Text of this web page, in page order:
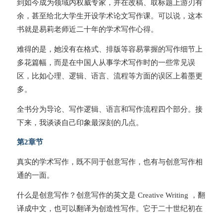
到如今成为领域内权威专家，并在改稿、取标题上游刃有
余，甚至给北大学生开设学术论文写作课。可以说，这本
书就是易莉老师近二十年的学术写作心得。
难得的是，她没有在格式、排版等容易掌握的写作细节上
多花篇幅，而是在中国人从事学术写作时的一些常见误
区，比如心理、逻辑、语言、流程等方面的误区上着墨更
多。
全书分为导论、写作逻辑、语言和写作流程四个部分。接
下来，我谈谈自己印象最深刻的几点。
第2章节
真实的学术写作，既不同于创意写作，也有与创意写作相
通的一面。
什么是创意写作？创意写作的英文是 Creative Writing ，翻
译成中文，也可以翻译为创造性写作。它于二十世纪初在